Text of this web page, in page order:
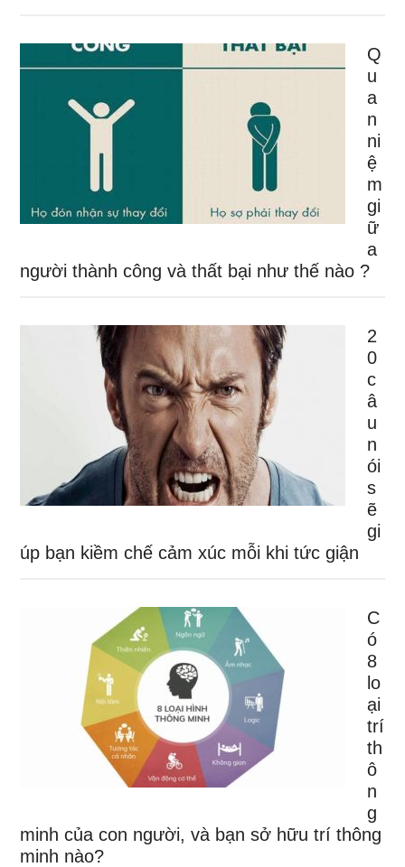
Q
u
a
n
ni
ệ
m
gi
ữ
a
người thành công và thất bại như thế nào ?
2
0
c
â
u
n
ói
s
ẽ
gi
úp bạn kiềm chế cảm xúc mỗi khi tức giận
C
ó
8
lo
ại
trí
th
ô
n
g
minh của con người, và bạn sở hữu trí thông
minh nào?